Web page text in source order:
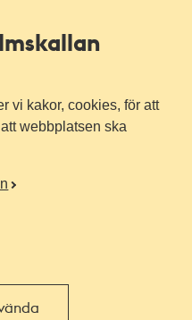
vi kakor, cookies, för att
webbplatsen ska